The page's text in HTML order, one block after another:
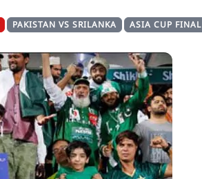
ASIA CUP FINAL
PAKISTAN VS SRILANKA